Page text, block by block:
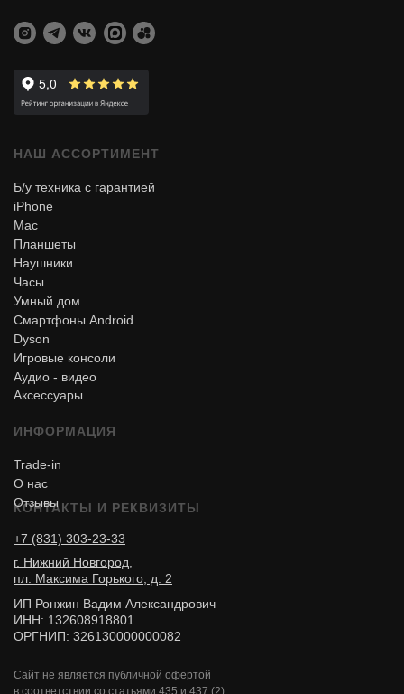
НАШ АССОРТИМЕНТ
ИНФОРМАЦИЯ
КОНТАКТЫ И РЕКВИЗИТЫ
Отзывы
О нас
Trade-in
iPhone
Б/у техника с гарантией
Mac
Планшеты
Наушники
Часы
Смартфоны Android
Dyson
Умный дом
Игровые консоли
Аудио - видео
Аксессуары
ИП Ронжин Вадим Александрович
ИНН: 132608918801
ОРГНИП: 326130000000082
г. Нижний Новгород,
пл. Максима Горького, д. 2
+7 (831) 303-23-33
Сайт не является публичной офертой